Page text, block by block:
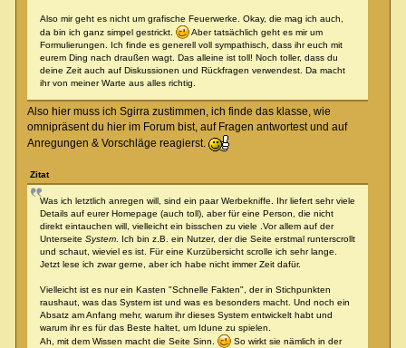
Also mir geht es nicht um grafische Feuerwerke. Okay, die mag ich auch,
da bin ich ganz simpel gestrickt.
Aber tatsächlich geht es mir um
Formulierungen. Ich finde es generell voll sympathisch, dass ihr euch mit
eurem Ding nach draußen wagt. Das alleine ist toll! Noch toller, dass du
deine Zeit auch auf Diskussionen und Rückfragen verwendest. Da macht
ihr von meiner Warte aus alles richtig.
Also hier muss ich Sgirra zustimmen, ich finde das klasse, wie
omnipräsent du hier im Forum bist, auf Fragen antwortest und auf
Anregungen & Vorschläge reagierst.
Zitat
Was ich letztlich anregen will, sind ein paar Werbekniffe. Ihr liefert sehr viele
Details auf eurer Homepage (auch toll), aber für eine Person, die nicht
direkt eintauchen will, vielleicht ein bisschen zu viele .Vor allem auf der
Unterseite System. Ich bin z.B. ein Nutzer, der die Seite erstmal runterscrollt
und schaut, wieviel es ist. Für eine Kurzübersicht scrolle ich sehr lange.
Jetzt lese ich zwar gerne, aber ich habe nicht immer Zeit dafür.
Vielleicht ist es nur ein Kasten "Schnelle Fakten", der in Stichpunkten
raushaut, was das System ist und was es besonders macht. Und noch ein
Absatz am Anfang mehr, warum ihr dieses System entwickelt habt und
warum ihr es für das Beste haltet, um Idune zu spielen.
Ah, mit dem Wissen macht die Seite Sinn.
So wirkt sie nämlich in der